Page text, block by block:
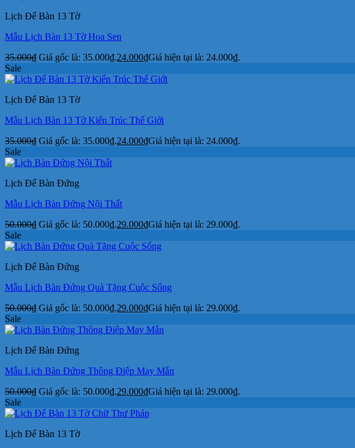
Lịch Để Bàn 13 Tờ
Mẫu Lịch Bàn 13 Tờ Hoa Sen
35.000₫ Giá gốc là: 35.000₫.24.000₫Giá hiện tại là: 24.000₫.
Sale
Lịch Để Bàn 13 Tờ
Mẫu Lịch Bàn 13 Tờ Kiến Trúc Thế Giới
35.000₫ Giá gốc là: 35.000₫.24.000₫Giá hiện tại là: 24.000₫.
Sale
Lịch Để Bàn Đứng
Mẫu Lịch Bàn Đứng Nội Thất
50.000₫ Giá gốc là: 50.000₫.29.000₫Giá hiện tại là: 29.000₫.
Sale
Lịch Để Bàn Đứng
Mẫu Lịch Bàn Đứng Quà Tặng Cuộc Sống
50.000₫ Giá gốc là: 50.000₫.29.000₫Giá hiện tại là: 29.000₫.
Sale
Lịch Để Bàn Đứng
Mẫu Lịch Bàn Đứng Thông Điệp May Mắn
50.000₫ Giá gốc là: 50.000₫.29.000₫Giá hiện tại là: 29.000₫.
Sale
Lịch Để Bàn 13 Tờ